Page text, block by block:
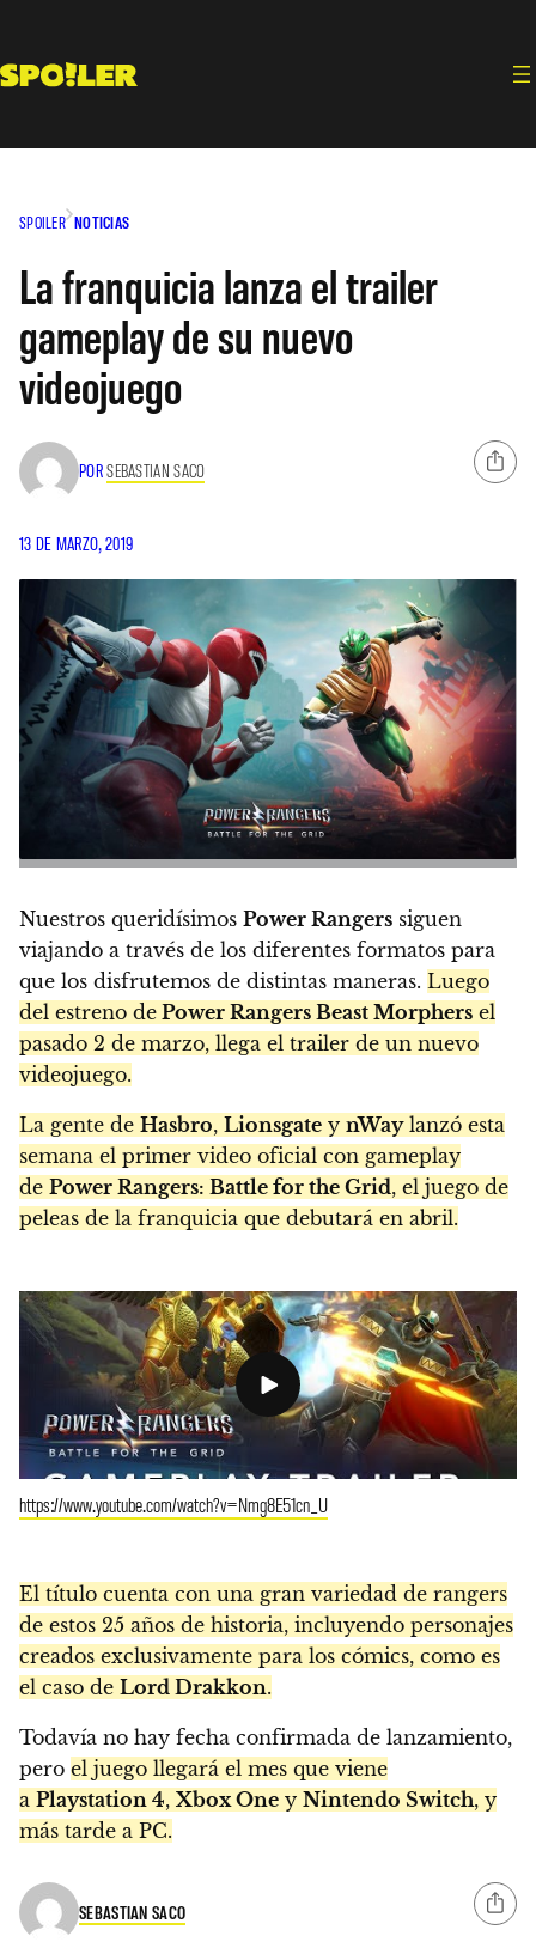
contenido
SPOILER NOTICIAS
La franquicia lanza el trailer
gameplay de su nuevo
videojuego
PORSEBASTIAN SACO
13 DE MARZO, 2019
Nuestros queridísimos Power Rangers siguen
viajando a través de los diferentes formatos para
que los disfrutemos de distintas maneras. Luego
del estreno de Power Rangers Beast Morphers el
pasado 2 de marzo, llega el trailer de un nuevo
videojuego.
La gente de Hasbro, Lionsgate y nWaylanzó esta
semana el primer video oficial con gameplay
de Power Rangers: Battle for the Grid, el juego de
peleas de la franquicia que debutará en abril.
https://www.youtube.com/watch?v=Nmg8E51cn_U
El título cuenta con una gran variedad de rangers
de estos 25 años de historia, incluyendo personajes
creados exclusivamente para los cómics, como es
el caso de Lord Drakkon.
Todavía no hay fecha confirmada de lanzamiento,
pero el juego llegará el mes que viene
a Playstation 4, Xbox One y Nintendo Switch, y
más tarde a PC.
SEBASTIAN SACO